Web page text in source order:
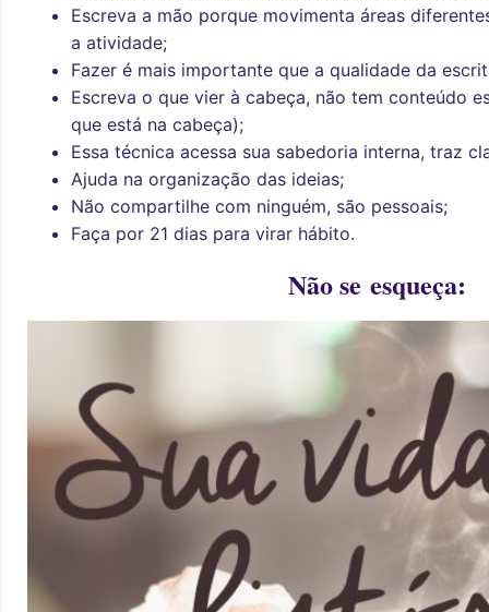
Escreva a mão porque movimenta áreas
a atividade;
Fazer é mais importante que a qualidade da
Escreva o que vier à cabeça, não tem conteúdo
que está na cabeça);
Essa técnica acessa sua sabedoria interna, traz
Ajuda na organização das ideias;
Não compartilhe com ninguém, são pessoais;
Faça por 21 dias para virar hábito.
Não se esqueça: